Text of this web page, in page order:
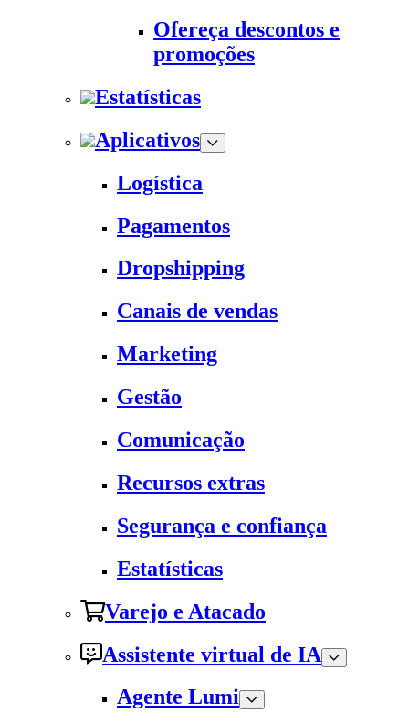
Ofereça descontos e
promoções
Estatísticas
Aplicativos
Logística
Pagamentos
Dropshipping
Canais de vendas
Marketing
Gestão
Comunicação
Recursos extras
Segurança e confiança
Estatísticas
Varejo e Atacado
Assistente virtual de IA
Agente Lumi